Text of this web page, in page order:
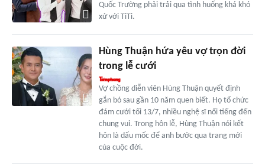
Quốc Trường phải trải qua tình huống khá khó
xử với TiTi.
Hùng Thuận hứa yêu vợ trọn đời
trong lễ cưới
Vợ chồng diễn viên Hùng Thuận quyết định
gắn bó sau gần 10 năm quen biết. Họ tổ chức
đám cưới tối 13/7, nhiều nghệ sĩ nổi tiếng đến
chung vui. Trong hôn lễ, Hùng Thuận nói kết
hôn là dấu mốc để anh bước qua trang mới
của cuộc đời.